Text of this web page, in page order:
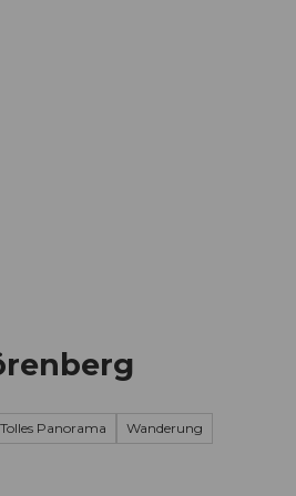
Tolles Panorama Wanderung